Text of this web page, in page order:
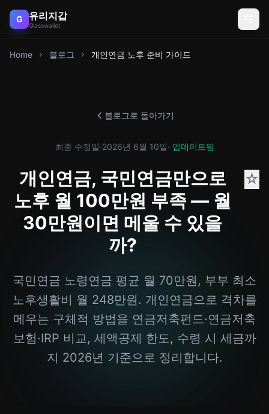
G 유리지갑
Glasswallet
Home 블로그 개인연금 노후 준비 가이드
블로그로 돌아가기
최종 수정일·2026년 6월 10일· 업데이트됨
개인연금, 국민연금만으로
노후 월 100만원 부족 — 월
30만원이면 메울 수 있을
까?
☆
국민연금 노령연금 평균 월 70만원, 부부 최소
노후생활비 월 248만원. 개인연금으로 격차를
메우는 구체적 방법을 연금저축펀드·연금저축
보험·IRP 비교, 세액공제 한도, 수령 시 세금까
지 2026년 기준으로 정리합니다.